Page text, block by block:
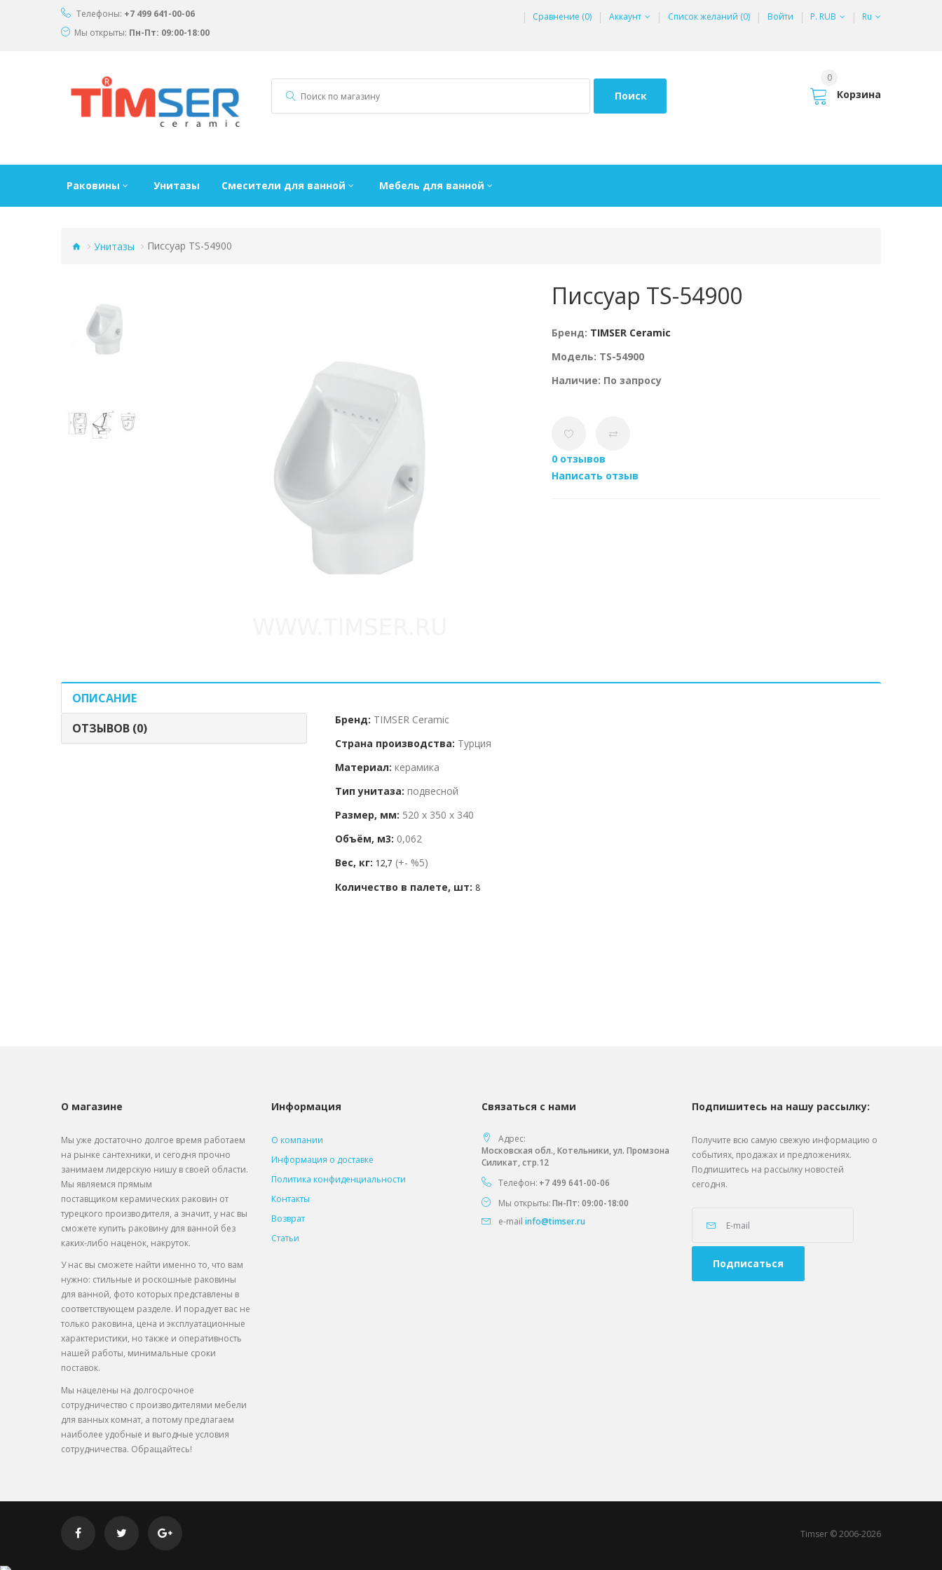
Телефоны: +7 499 641-00-06
Мы открыты: Пн-Пт: 09:00-18:00
Сравнение (0) Аккаунт Список желаний (0) Войти Р. RUB Ru
Поиск Корзина
0
Раковины Унитазы Смесители для ванной Мебель для ванной
Унитазы Писсуар TS-54900
Писсуар TS-54900
Бренд: TIMSER Ceramic
Модель: TS-54900
Наличие: По запросу
0 отзывов
Написать отзыв
ОПИСАНИЕ
ОТЗЫВОВ (0)
Бренд: TIMSER Ceramic
Страна производства: Турция
Материал: керамика
Тип унитаза: подвесной
Размер, мм: 520 x 350 x 340
Объём, м3: 0,062
Вес, кг: 12,7 (+- %5)
Количество в палете, шт: 8
О магазине
Мы уже достаточно долгое время работаем
на рынке сантехники, и сегодня прочно
занимаем лидерскую нишу в своей области.
Мы являемся прямым
поставщиком керамических раковин от
турецкого производителя, а значит, у нас вы
сможете купить раковину для ванной без
каких-либо наценок, накруток.
У нас вы сможете найти именно то, что вам
нужно: стильные и роскошные раковины
для ванной, фото которых представлены в
соответствующем разделе. И порадует вас не
только раковина, цена и эксплуатационные
характеристики, но также и оперативность
нашей работы, минимальные сроки
поставок.
Мы нацелены на долгосрочное
сотрудничество с производителями мебели
для ванных комнат, а потому предлагаем
наиболее удобные и выгодные условия
сотрудничества. Обращайтесь!
Информация
О компании
Информация о доставке
Политика конфиденциальности
Контакты
Возврат
Статьи
Связаться с нами
Адрес:
Московская обл., Котельники, ул. Промзона
Силикат, стр.12
Телефон: +7 499 641-00-06
Мы открыты:Пн-Пт: 09:00-18:00
e-mail info@timser.ru
Подпишитесь на нашу рассылку:
Получите всю самую свежую информацию о
событиях, продажах и предложениях.
Подпишитесь на рассылку новостей
сегодня.
Подписаться
Timser © 2006-2026